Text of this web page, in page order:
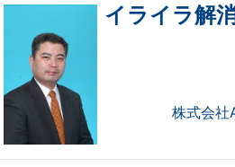
イライラ解
株式会社